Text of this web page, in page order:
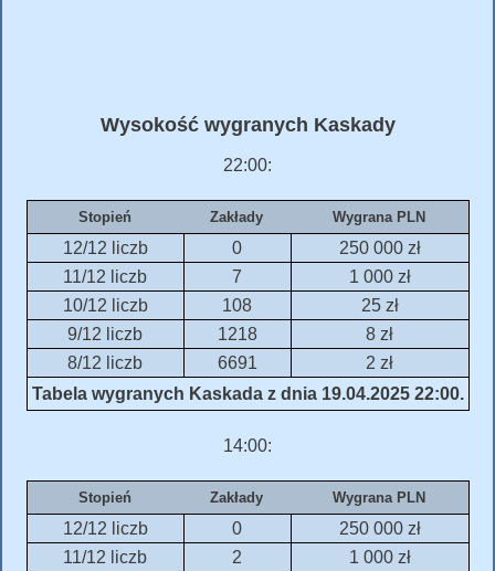
Wysokość wygranych Kaskady
22:00:
Stopień Zakłady Wygrana PLN
12/12 liczb 0
250 000 zł
11/12 liczb
7
1 000 zł
10/12 liczb
108
25 zł
9/12 liczb
1218
8 zł
8/12 liczb
6691
2 zł
Tabela wygranych Kaskada z dnia 19.04.2025 22:00.
14:00:
Stopień Zakłady Wygrana PLN
12/12 liczb 0
250 000 zł
11/12 liczb
2
1 000 zł